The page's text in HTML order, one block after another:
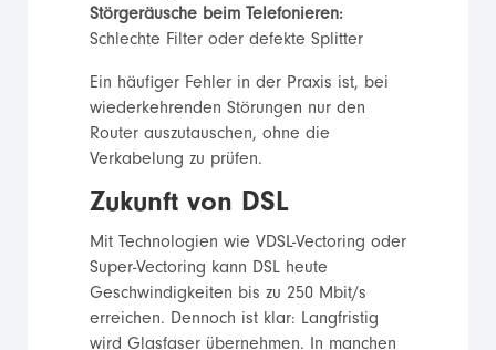
Störgeräusche beim Telefonieren:
Schlechte Filter oder defekte Splitter
Ein häufiger Fehler in der Praxis ist, bei
wiederkehrenden Störungen nur den
Router auszutauschen, ohne die
Verkabelung zu prüfen.
Zukunft von DSL
Mit Technologien wie VDSL-Vectoring oder
Super-Vectoring kann DSL heute
Geschwindigkeiten bis zu 250 Mbit/s
erreichen. Dennoch ist klar: Langfristig
wird Glasfaser übernehmen. In manchen